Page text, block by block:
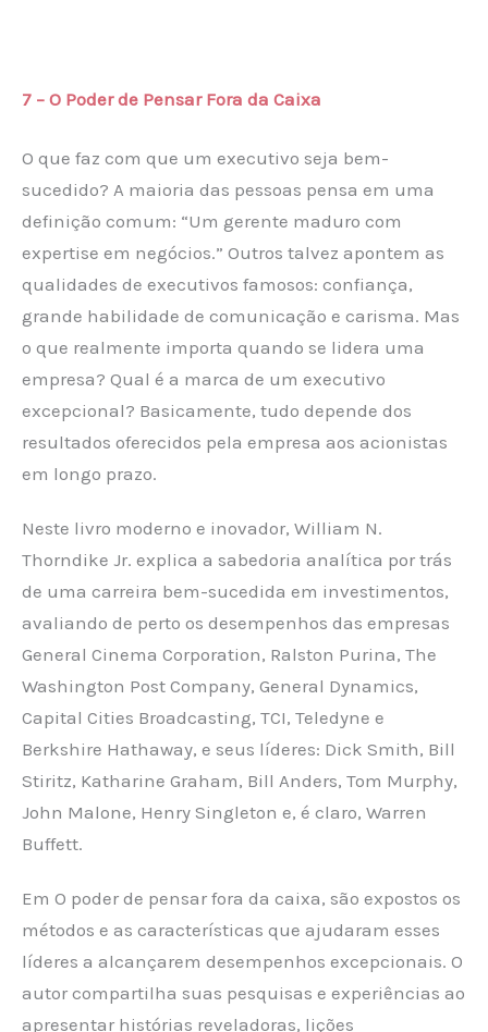
7 – O Poder de Pensar Fora da Caixa
O que faz com que um executivo seja bem-
sucedido? A maioria das pessoas pensa em uma
definição comum: “Um gerente maduro com
expertise em negócios.” Outros talvez apontem as
qualidades de executivos famosos: confiança,
grande habilidade de comunicação e carisma. Mas
o que realmente importa quando se lidera uma
empresa? Qual é a marca de um executivo
excepcional? Basicamente, tudo depende dos
resultados oferecidos pela empresa aos acionistas
em longo prazo.
Neste livro moderno e inovador, William N.
Thorndike Jr. explica a sabedoria analítica por trás
de uma carreira bem-sucedida em investimentos,
avaliando de perto os desempenhos das empresas
General Cinema Corporation, Ralston Purina, The
Washington Post Company, General Dynamics,
Capital Cities Broadcasting, TCI, Teledyne e
Berkshire Hathaway, e seus líderes: Dick Smith, Bill
Stiritz, Katharine Graham, Bill Anders, Tom Murphy,
John Malone, Henry Singleton e, é claro, Warren
Buffett.
Em O poder de pensar fora da caixa, são expostos os
métodos e as características que ajudaram esses
líderes a alcançarem desempenhos excepcionais. O
autor compartilha suas pesquisas e experiências ao
apresentar histórias reveladoras, lições